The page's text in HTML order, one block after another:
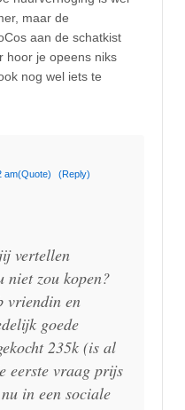
maar de
aan de schatkist
hoor je opeens niks
nog wel iets te
am(Quote) (Reply)
vertellen
niet zou kopen?
vriendin en
goede
235k (is al
eerste vraag prijs
in een sociale